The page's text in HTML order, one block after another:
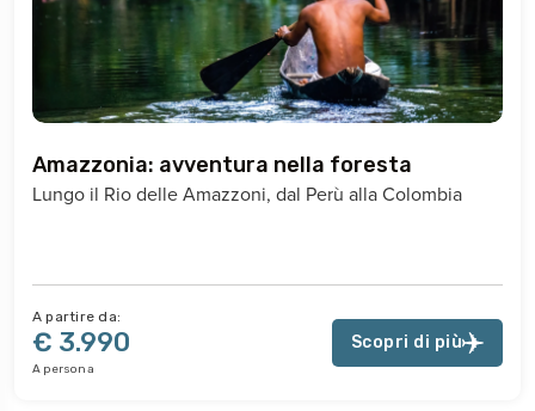
Amazzonia: avventura nella foresta
Lungo il Rio delle Amazzoni, dal Perù alla Colombia
A partire da:
€ 3.990
A persona
Scopri di più